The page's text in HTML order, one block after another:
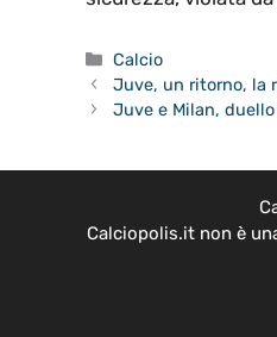
Categorie
Calcio
Juve, un ritorno, la
Juve e Milan,
Calciopolis.it non è